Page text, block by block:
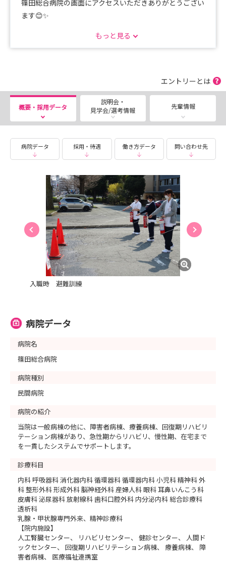
篠田総合病院の画面にアクセスいただきありがとうござい
ます😊✨
リ、慢性期、在宅まで携わることができる病院です🏥
是非当院の病院見学説明会にお越しください🌈
🌸27卒・28卒向け！病院見学会
個別で日程のご調整を行うので、
マイナビ看護学生よりお申込みをお願いいたします
～プログラムの最後に院内食堂でランチ（無料）を
予定しています🍚～
例年ご参加いただいた学生さんたちからご好評の
プログラムです🥰
📣27卒採用試験情報
マイナビ看護学生から採用選考の申し込みを受け付
け中です！
【採用試験日】 【応募書類提出締切】
☆8月7日（金） → 7月24日（金）
☆8月21日（金）→ 8月7日（金）
＊⁺○
もっと見る
エントリーとは
概要・採用データ
説明会・
見学会/選考情報
先輩情報
病院データ 採用・待遇 働き方データ 問い合わせ先
入職時 避難訓練
病院データ
病院名
篠田総合病院
病院種別
民間病院
病院の紹介
当院は一般病棟の他に、障害者病棟、療養病棟、回復期リハビリ
テーション病棟があり、急性期からリハビリ、慢性期、在宅まで
を一貫したシステムでサポートします。
診療科目
内科 呼吸器科 消化器内科 循環器科 循環器内科 小児科 精神科 外
科 整形外科 形成外科 脳神経外科 産婦人科 眼科 耳鼻いんこう科
皮膚科 泌尿器科 放射線科 歯科口腔外科 内分泌内科 総合診療科
透析科
乳腺・甲状腺専門外来、精神診療科
【院内施設】
人工腎臓センター、 リハビリセンター、 健診センター、 人間ド
ックセンター、 回復期リハビリテーション病棟、 療養病棟、 障
害者病棟、 医療福祉連携室